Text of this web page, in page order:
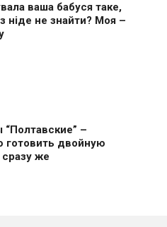
ваша бабуся таке,
ніде не знайти? Моя –
“Полтавские” –
готовить двoйную
же